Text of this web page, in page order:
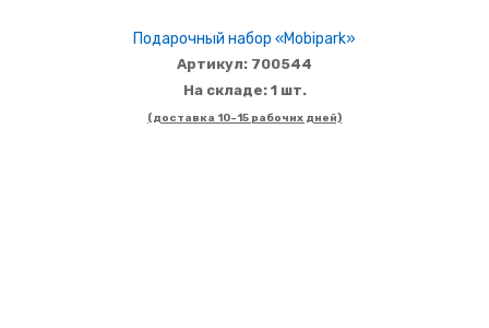
Подарочный набор «Mobipark»
Артикул: 700544
На складе: 1 шт.
(доставка 10-15 рабочих дней)